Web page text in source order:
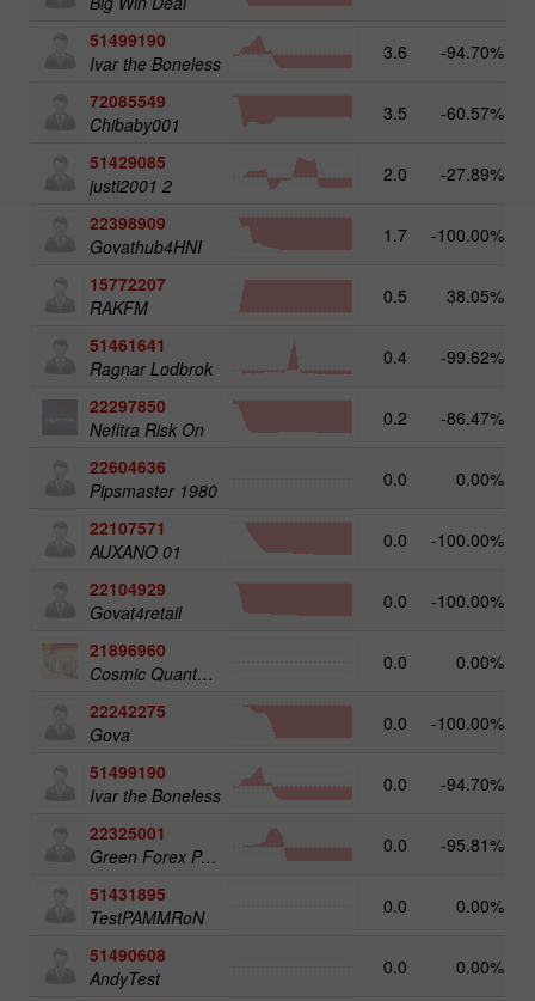
51499190
Ivar the Boneless
3.6 -94.70%
72085549
Chibaby001
3.5 -60.57%
51429085
justi2001 2
2.0 -27.89%
22398909
Govathub4HNI
1.7 -100.00%
15772207
RAKFM
0.5 38.05%
51461641
Ragnar Lodbrok
0.4 -99.62%
22297850
Nefitra Risk On
0.2 -86.47%
22604636
Pipsmaster 1980
0.0 0.00%
22107571
AUXANO 01
0.0 -100.00%
22104929
Govat4retail
0.0 -100.00%
21896960
Cosmic Quantum Matrix
0.0 0.00%
22242275
Gova
0.0 -100.00%
51499190
Ivar the Boneless
0.0 -94.70%
22325001
Green Forex Pamm
0.0 -95.81%
51431895
TestPAMMRoN
0.0 0.00%
51490608
AndyTest
0.0 0.00%